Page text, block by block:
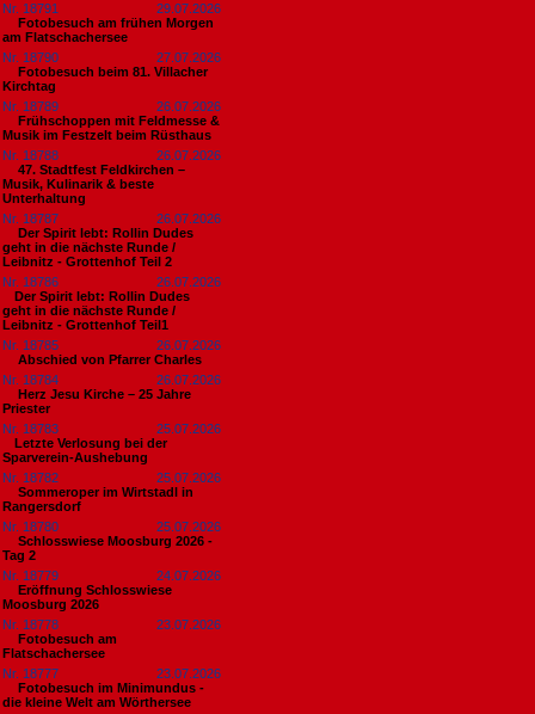
Nr. 18791
29.07.2026
Fotobesuch am frühen Morgen
am Flatschachersee
Nr. 18790
27.07.2026
Fotobesuch beim 81. Villacher
Kirchtag
Nr. 18789
26.07.2026
Frühschoppen mit Feldmesse &
Musik im Festzelt beim Rüsthaus
Nr. 18788
26.07.2026
47. Stadtfest Feldkirchen –
Musik, Kulinarik & beste
Unterhaltung
Nr. 18787
26.07.2026
Der Spirit lebt: Rollin Dudes
geht in die nächste Runde /
Leibnitz - Grottenhof Teil 2
Nr. 18786
26.07.2026
​Der Spirit lebt: Rollin Dudes
geht in die nächste Runde /
Leibnitz - Grottenhof Teil1
Nr. 18785
26.07.2026
Abschied von Pfarrer Charles
Nr. 18784
26.07.2026
Herz Jesu Kirche – 25 Jahre
Priester
Nr. 18783
25.07.2026
​Letzte Verlosung bei der
Sparverein-Aushebung
Nr. 18782
25.07.2026
Sommeroper im Wirtstadl in
Rangersdorf
Nr. 18780
25.07.2026
Schlosswiese Moosburg 2026 -
Tag 2
Nr. 18779
24.07.2026
Eröffnung Schlosswiese
Moosburg 2026
Nr. 18778
23.07.2026
Fotobesuch am
Flatschachersee
Nr. 18777
23.07.2026
Fotobesuch im Minimundus -
die kleine Welt am Wörthersee